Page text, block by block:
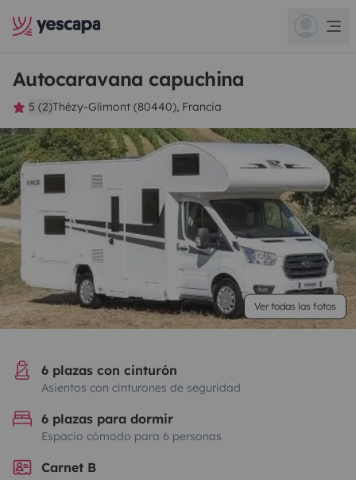
Autocaravana capuchina
5 (2)Thézy-Glimont (80440), Francia
Ver todas las fotos
6 plazas con cinturón
Asientos con cinturones de seguridad
6 plazas para dormir
Espacio cómodo para 6 personas
Carnet B